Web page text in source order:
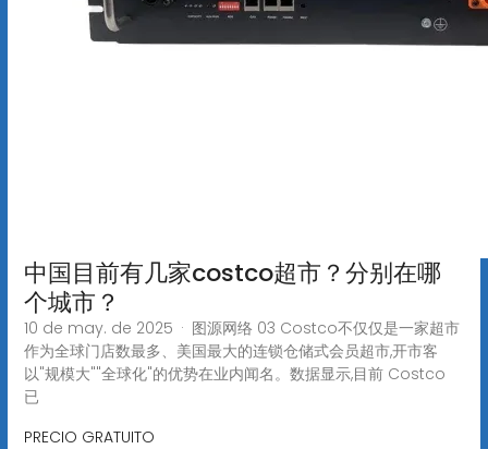
中国目前有几家costco超市？分别在哪
个城市？
10 de may. de 2025 · 图源网络 03 Costco不仅仅是一家超市
作为全球门店数最多、美国最大的连锁仓储式会员超市,开市客
以"规模大""全球化"的优势在业内闻名。数据显示,目前 Costco
已
PRECIO GRATUITO